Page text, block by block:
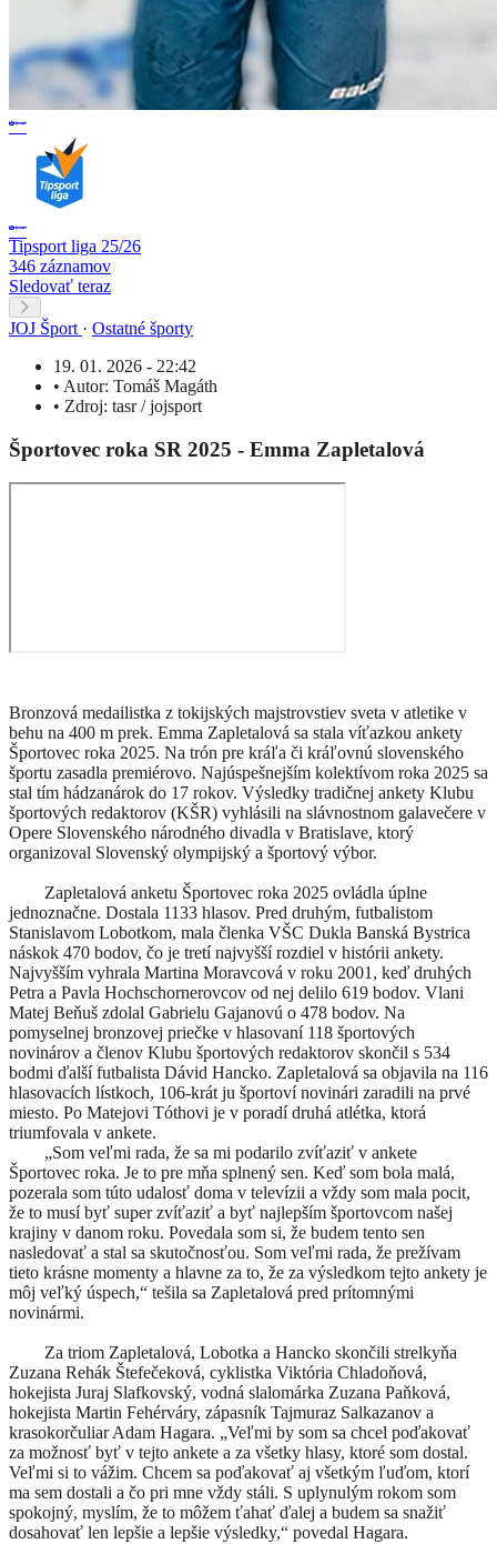
Tipsport liga 25/26
346 záznamov
Sledovať teraz
JOJ Šport · Ostatné športy
19. 01. 2026 - 22:42
• Autor: Tomáš Magáth
• Zdroj: tasr / jojsport
Športovec roka SR 2025 - Emma Zapletalová
Bronzová medailistka z tokijských majstrovstiev sveta v atletike v
behu na 400 m prek. Emma Zapletalová sa stala víťazkou ankety
Športovec roka 2025. Na trón pre kráľa či kráľovnú slovenského
športu zasadla premiérovo. Najúspešnejším kolektívom roka 2025 sa
stal tím hádzanárok do 17 rokov. Výsledky tradičnej ankety Klubu
športových redaktorov (KŠR) vyhlásili na slávnostnom galavečere v
Opere Slovenského národného divadla v Bratislave, ktorý
organizoval Slovenský olympijský a športový výbor.
Zapletalová anketu Športovec roka 2025 ovládla úplne
jednoznačne. Dostala 1133 hlasov. Pred druhým, futbalistom
Stanislavom Lobotkom, mala členka VŠC Dukla Banská Bystrica
náskok 470 bodov, čo je tretí najvyšší rozdiel v histórii ankety.
Najvyšším vyhrala Martina Moravcová v roku 2001, keď druhých
Petra a Pavla Hochschornerovcov od nej delilo 619 bodov. Vlani
Matej Beňuš zdolal Gabrielu Gajanovú o 478 bodov. Na
pomyselnej bronzovej priečke v hlasovaní 118 športových
novinárov a členov Klubu športových redaktorov skončil s 534
bodmi ďalší futbalista Dávid Hancko. Zapletalová sa objavila na 116
hlasovacích lístkoch, 106-krát ju športoví novinári zaradili na prvé
miesto. Po Matejovi Tóthovi je v poradí druhá atlétka, ktorá
triumfovala v ankete.
„Som veľmi rada, že sa mi podarilo zvíťaziť v ankete
Športovec roka. Je to pre mňa splnený sen. Keď som bola malá,
pozerala som túto udalosť doma v televízii a vždy som mala pocit,
že to musí byť super zvíťaziť a byť najlepším športovcom našej
krajiny v danom roku. Povedala som si, že budem tento sen
nasledovať a stal sa skutočnosťou. Som veľmi rada, že prežívam
tieto krásne momenty a hlavne za to, že za výsledkom tejto ankety je
môj veľký úspech,“ tešila sa Zapletalová pred prítomnými
novinármi.
Za triom Zapletalová, Lobotka a Hancko skončili strelkyňa
Zuzana Rehák Štefečeková, cyklistka Viktória Chladoňová,
hokejista Juraj Slafkovský, vodná slalomárka Zuzana Paňková,
hokejista Martin Fehérváry, zápasník Tajmuraz Salkazanov a
krasokorčuliar Adam Hagara. „Veľmi by som sa chcel poďakovať
za možnosť byť v tejto ankete a za všetky hlasy, ktoré som dostal.
Veľmi si to vážim. Chcem sa poďakovať aj všetkým ľuďom, ktorí
ma sem dostali a čo pri mne vždy stáli. S uplynulým rokom som
spokojný, myslím, že to môžem ťahať ďalej a budem sa snažiť
dosahovať len lepšie a lepšie výsledky,“ povedal Hagara.